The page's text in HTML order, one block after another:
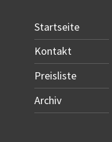
Startseite
Kontakt
Preisliste
Archiv